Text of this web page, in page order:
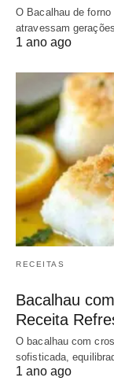
O Bacalhau de
atravessam
1 ano ago
RECEITAS
Bacalhau
Receita
O bacalhau com
sofisticada,
1 ano ago